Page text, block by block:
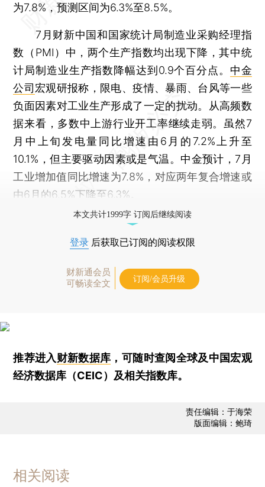
为7.8%，预测区间为6.3%至8.5%。
7月财新中国和国家统计局制造业采购经理指
数（PMI）中，两个生产指数均出现下降，其中统
计局制造业生产指数降幅达到0.9个百分点。 中金
公司 宏观研报称，限电、疫情、暴雨、台风等一些
负面因素对工业生产形成了一定的扰动。从高频数
据来看，多数中上游行业开工率继续走弱。虽然7
月中上旬发电量同比增速由6月的7.2%上升至
10.1%，但主要驱动因素或是气温。中金预计，7月
工业增加值同比增速为7.8%，对应两年复合增速或
由6月的6.5%下降至6.3%。
本文共计1999字 订阅后继续阅读
登录 后获取已订阅的阅读权限
财新通会员
可畅读全文
订阅/会员升级
推荐进入财新数据库 ，可随时查阅全球及中国宏观
经济数据库（CEIC）及相关指数库。
责任编辑：于海荣
版面编辑：鲍琦
相关阅读